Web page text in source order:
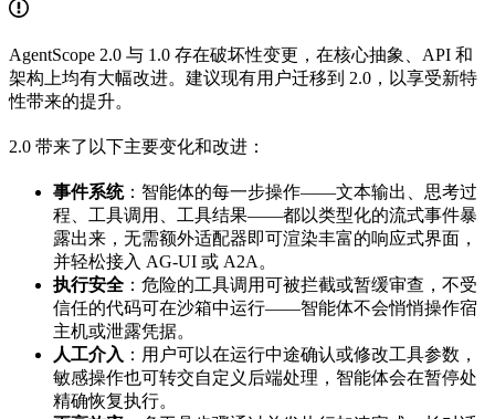
AgentScope 2.0 与 1.0 存在破坏性变更，在核心抽象、API 和
架构上均有大幅改进。建议现有用户迁移到 2.0，以享受新特
性带来的提升。
2.0 带来了以下主要变化和改进：
事件系统：智能体的每一步操作——文本输出、思考过
程、工具调用、工具结果——都以类型化的流式事件暴
露出来，无需额外适配器即可渲染丰富的响应式界面，
并轻松接入 AG-UI 或 A2A。
执行安全 ：危险的工具调用可被拦截或暂缓审查，不受
信任的代码可在沙箱中运行——智能体不会悄悄操作宿
主机或泄露凭据。
人工介入 ：用户可以在运行中途确认或修改工具参数，
敏感操作也可转交自定义后端处理，智能体会在暂停处
精确恢复执行。